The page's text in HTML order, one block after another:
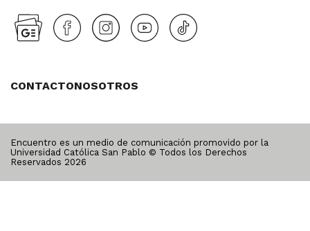
CONTACTONOSOTROS
Encuentro es un medio de comunicación promovido por la
Universidad Católica San Pablo © Todos los Derechos
Reservados 2026